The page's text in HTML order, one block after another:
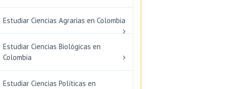
Estudiar Ciencias Agrarias en Colombia
Estudiar Ciencias Biológicas en
Colombia
Estudiar Ciencias Políticas en